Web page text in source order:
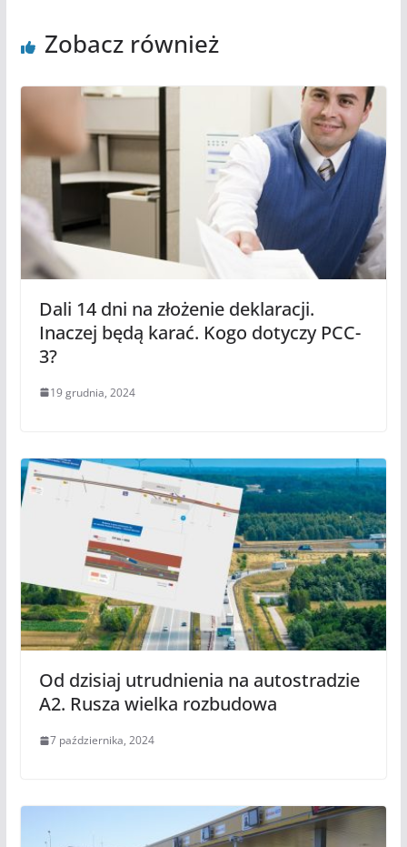
Zobacz również
Dali 14 dni na złożenie deklaracji.
Inaczej będą karać. Kogo dotyczy PCC-
3?
19 grudnia, 2024
Od dzisiaj utrudnienia na autostradzie
A2. Rusza wielka rozbudowa
7 października, 2024